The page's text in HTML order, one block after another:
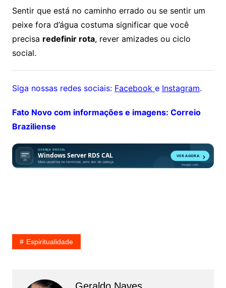
Sentir que está no caminho errado ou se sentir um
peixe fora d’água costuma significar que você
precisa redefinir rota, rever amizades ou ciclo
social.
Siga nossas redes sociais: Facebook e Instagram.
Fato Novo com informações e imagens: Correio
Braziliense
Espiritualidade